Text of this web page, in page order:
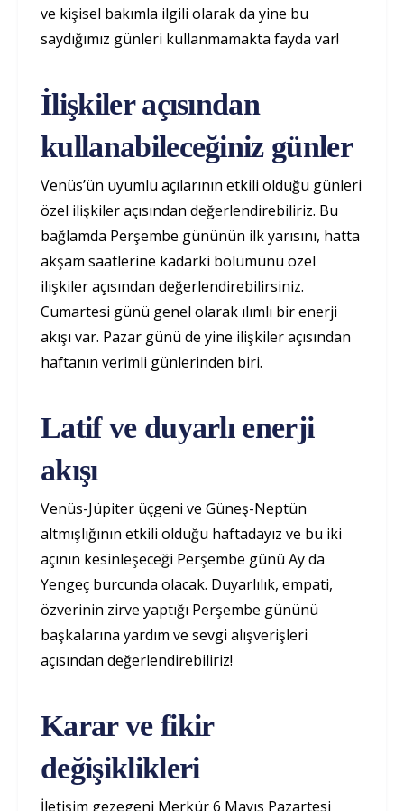
ve kişisel bakımla ilgili olarak da yine bu
saydığımız günleri kullanmamakta fayda var!
İlişkiler açısından
kullanabileceğiniz günler
Venüs’ün uyumlu açılarının etkili olduğu günleri
özel ilişkiler açısından değerlendirebiliriz. Bu
bağlamda Perşembe gününün ilk yarısını, hatta
akşam saatlerine kadarki bölümünü özel
ilişkiler açısından değerlendirebilirsiniz.
Cumartesi günü genel olarak ılımlı bir enerji
akışı var. Pazar günü de yine ilişkiler açısından
haftanın verimli günlerinden biri.
Latif ve duyarlı enerji
akışı
Venüs-Jüpiter üçgeni ve Güneş-Neptün
altmışlığının etkili olduğu haftadayız ve bu iki
açının kesinleşeceği Perşembe günü Ay da
Yengeç burcunda olacak. Duyarlılık, empati,
özverinin zirve yaptığı Perşembe gününü
başkalarına yardım ve sevgi alışverişleri
açısından değerlendirebiliriz!
Karar ve fikir
değişiklikleri
İletişim gezegeni Merkür 6 Mayıs Pazartesi